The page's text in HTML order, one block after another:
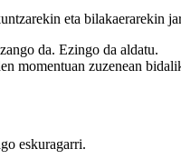
eta bilakaerarekin
da. Ezingo da aldatu.
momentuan zuzenean
eskuragarri.